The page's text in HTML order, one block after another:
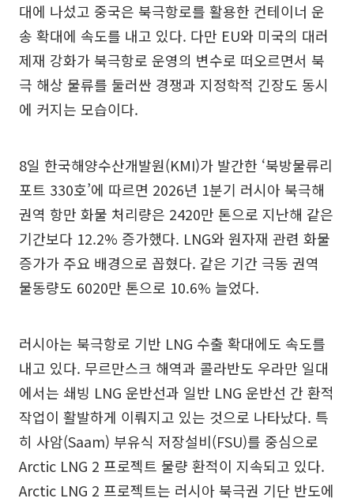
대에 나섰고 중국은 북극항로를 활용한 컨테이너 운
송 확대에 속도를 내고 있다. 다만 EU와 미국의 대러
제재 강화가 북극항로 운영의 변수로 떠오르면서 북
극 해상 물류를 둘러싼 경쟁과 지정학적 긴장도 동시
에 커지는 모습이다.
8일 한국해양수산개발원(KMI)가 발간한 ‘북방물류리
포트 330호’에 따르면 2026년 1분기 러시아 북극해
권역 항만 화물 처리량은 2420만 톤으로 지난해 같은
기간보다 12.2% 증가했다. LNG와 원자재 관련 화물
증가가 주요 배경으로 꼽혔다. 같은 기간 극동 권역
물동량도 6020만 톤으로 10.6% 늘었다.
러시아는 북극항로 기반 LNG 수출 확대에도 속도를
내고 있다. 무르만스크 해역과 콜라반도 우라만 일대
에서는 쇄빙 LNG 운반선과 일반 LNG 운반선 간 환적
작업이 활발하게 이뤄지고 있는 것으로 나타났다. 특
히 사암(Saam) 부유식 저장설비(FSU)를 중심으로
Arctic LNG 2 프로젝트 물량 환적이 지속되고 있다.
Arctic LNG 2 프로젝트는 러시아 북극권 기단 반도에